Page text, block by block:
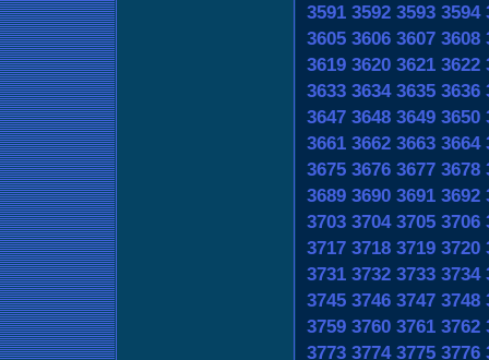
3591 3592 3593 3594
3605 3606 3607 3608
3619 3620 3621 3622
3633 3634 3635 3636
3647 3648 3649 3650
3661 3662 3663 3664
3675 3676 3677 3678
3689 3690 3691 3692
3703 3704 3705 3706
3717 3718 3719 3720
3731 3732 3733 3734
3745 3746 3747 3748
3759 3760 3761 3762
3773 3774 3775 3776